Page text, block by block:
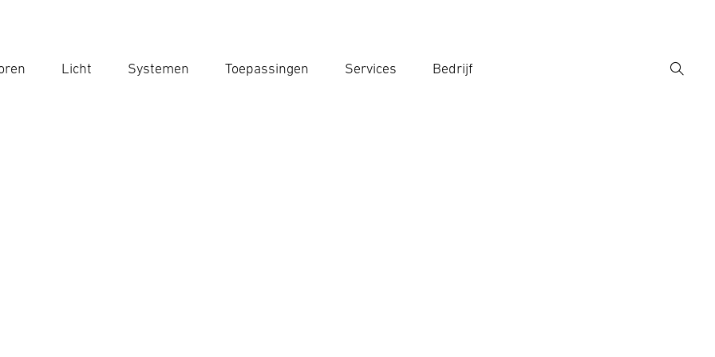
Licht Systemen Toepassingen Services Bedrijf
Zoek